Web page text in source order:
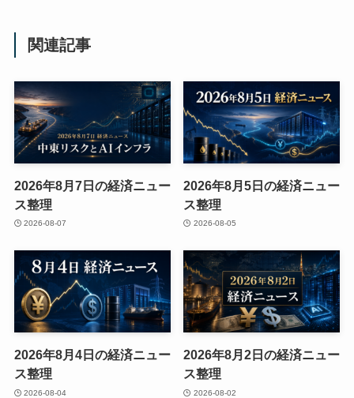
関連記事
2026年8月7日の経済ニュー
ス整理
2026-08-07
2026年8月5日の経済ニュー
ス整理
2026-08-05
2026年8月4日の経済ニュー
ス整理
2026-08-04
2026年8月2日の経済ニュー
ス整理
2026-08-02